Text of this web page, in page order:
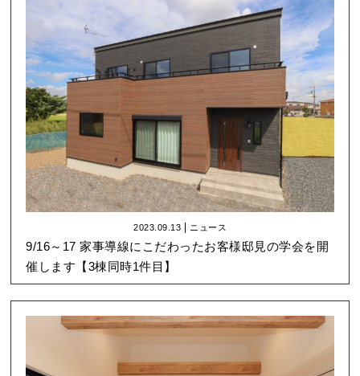
2023.09.13 ニュース
9/16～17 家事導線にこだわったお客様邸見の学会を開
催します【3棟同時1件目】